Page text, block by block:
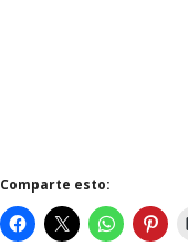
Comparte esto: